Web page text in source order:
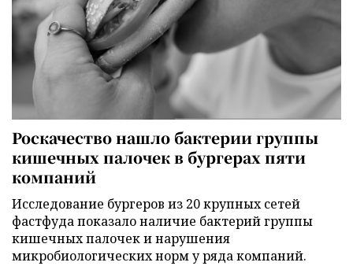
Роскачество нашло бактерии группы
кишечных палочек в бургерах пяти
компаний
Исследование бургеров из 20 крупных сетей
фастфуда показало наличие бактерий группы
кишечных палочек и нарушения
микробиологических норм у ряда компаний.